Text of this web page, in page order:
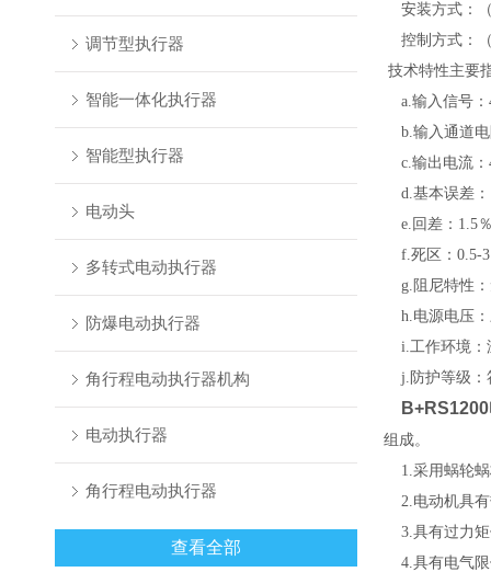
调节型执行器
智能一体化执行器
智能型执行器
电动头
多转式电动执行器
防爆电动执行器
角行程电动执行器机构
电动执行器
角行程电动执行器
查看全部
安装方式：
控制方式：（
技术特性主要
a.输入信号：
b.输入通道电
c.输出电流：
d.基本误差：
e.回差：1.5
f.死区：0.5-
g.阻尼特性：
h.电源电压：
i.工作环境：
j.防护等级：
B+RS1200
组成。
1.采用蜗轮蜗
2.电动机具有
3.具有过力矩
4.具有电气限